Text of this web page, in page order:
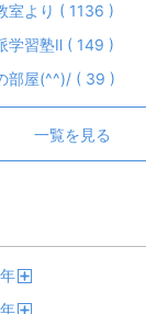
室より ( 1136 )
学習塾Ⅱ ( 149 )
部屋(^^)/ ( 39 )
一覧を見る
年
年